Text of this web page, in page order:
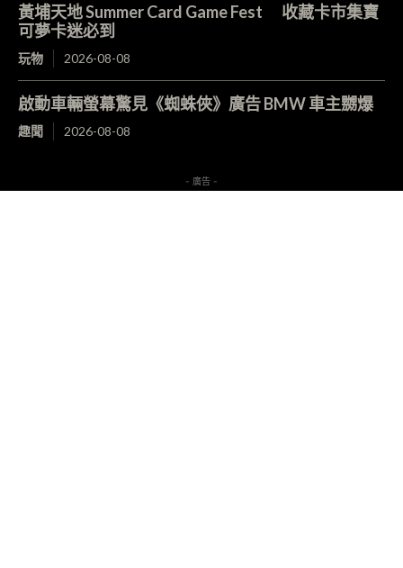
黃埔天地 Summer Card Game Fest 收藏卡市集寶
可夢卡迷必到
玩物 2026-08-08
啟動車輛螢幕驚見《蜘蛛俠》廣告 BMW 車主嬲爆
趣聞 2026-08-08
- 廣告 -